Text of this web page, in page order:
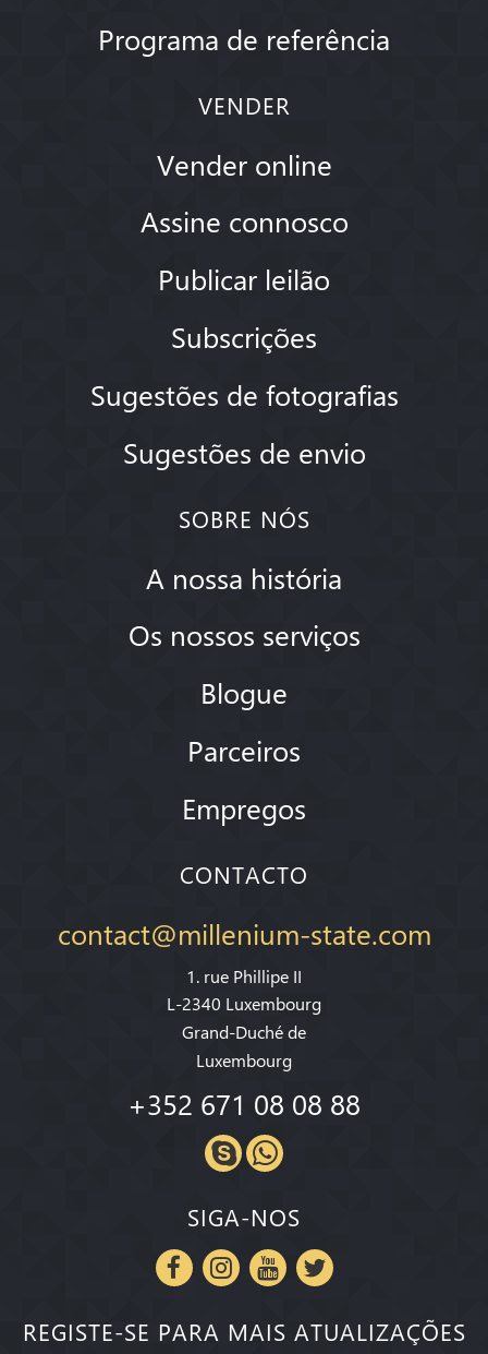
Programa de referência
VENDER
Vender online
Assine connosco
Publicar leilão
Subscrições
Sugestões de fotografias
Sugestões de envio
SOBRE NÓS
A nossa história
Os nossos serviços
Blogue
Parceiros
Empregos
CONTACTO
contact@millenium-state.com
1. rue Phillipe II
L-2340 Luxembourg
Grand-Duché de
Luxembourg
+352 671 08 08 88
SIGA-NOS
REGISTE-SE PARA MAIS ATUALIZAÇÕES